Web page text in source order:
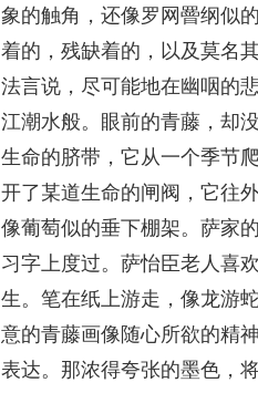
象的触角，还像罗网罾纲似
着的，残缺着的，以及莫名
法言说，尽可能地在幽咽的
江潮水般。眼前的青藤，却
生命的脐带，它从一个季节
开了某道生命的闸阀，它往
像葡萄似的垂下棚架。萨家
习字上度过。萨怡臣老人喜
生。笔在纸上游走，像龙游
意的青藤画像随心所欲的精
表达。那浓得夸张的墨色，